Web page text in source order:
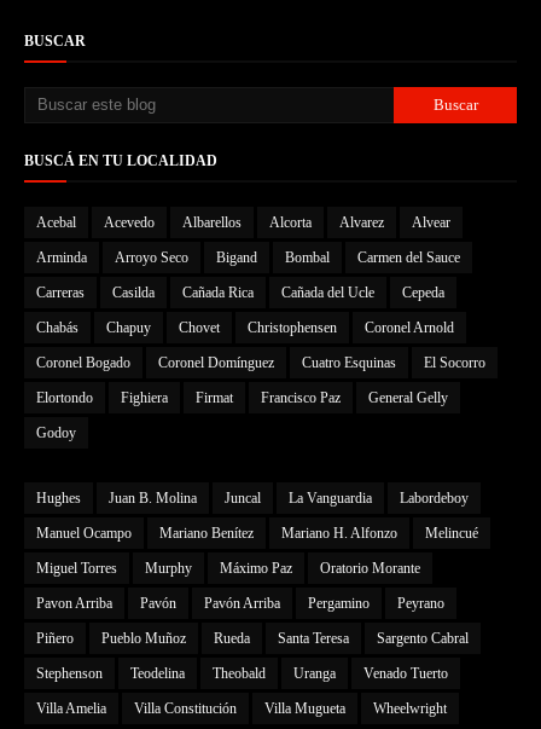
BUSCAR
BUSCÁ EN TU LOCALIDAD
Acebal Acevedo Albarellos Alcorta Alvarez Alvear
Arminda Arroyo Seco Bigand Bombal Carmen del Sauce
Carreras Casilda Cañada Rica Cañada del Ucle Cepeda
Chabás Chapuy Chovet Christophensen Coronel Arnold
Coronel Bogado Coronel Domínguez Cuatro Esquinas El Socorro
Elortondo Fighiera Firmat Francisco Paz General Gelly
Godoy
Hughes Juan B. Molina Juncal La Vanguardia Labordeboy
Manuel Ocampo Mariano Benítez Mariano H. Alfonzo Melincué
Miguel Torres Murphy Máximo Paz Oratorio Morante
Pavon Arriba Pavón Pavón Arriba Pergamino Peyrano
Piñero Pueblo Muñoz Rueda Santa Teresa Sargento Cabral
Stephenson Teodelina Theobald Uranga Venado Tuerto
Villa Amelia Villa Constitución Villa Mugueta Wheelwright